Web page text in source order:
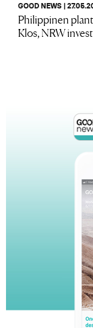
GOOD NEWS |
Philippinen
Klos, NRW